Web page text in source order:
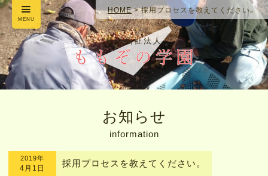
社会福祉法人
MENU
HOME>採用プロセスを教えてください。
お知らせ
information
2019年
4月1日 採用プロセスを教えてください。